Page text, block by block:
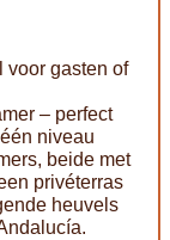
voor gasten of
– perfect
niveau
beide met
privéterras
heuvels